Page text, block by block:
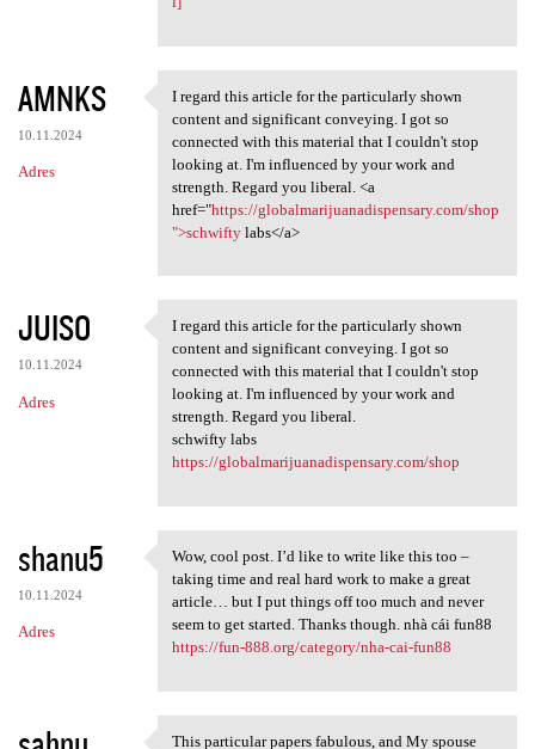
AMNKS
10.11.2024
Adres
I regard this article for the
I regard this article for the particularly shown
content and significant conveying. I got so
connected with this material that I couldn't stop
looking at. I'm influenced by your work and
strength. Regard you liberal. <a
href="https://globalmarijuanadispensary.com/shop
">schwiftylabs</a>
JUISO
10.11.2024
Adres
I regard this article for the
I regard this article for the particularly shown
content and significant conveying. I got so
connected with this material that I couldn't stop
looking at. I'm influenced by your work and
strength. Regard you liberal.
schwifty labs
https://globalmarijuanadispensary.com/shop
shanu5
10.11.2024
Adres
Wow, cool post. I’d like to
Wow, cool post. I’d like to write like this too –
taking time and real hard work to make a great
article… but I put things off too much and never
seem to get started. Thanks though. nhà cái fun88
https://fun-888.org/category/nha-cai-fun88
This particular papers fabulous, and My spouse